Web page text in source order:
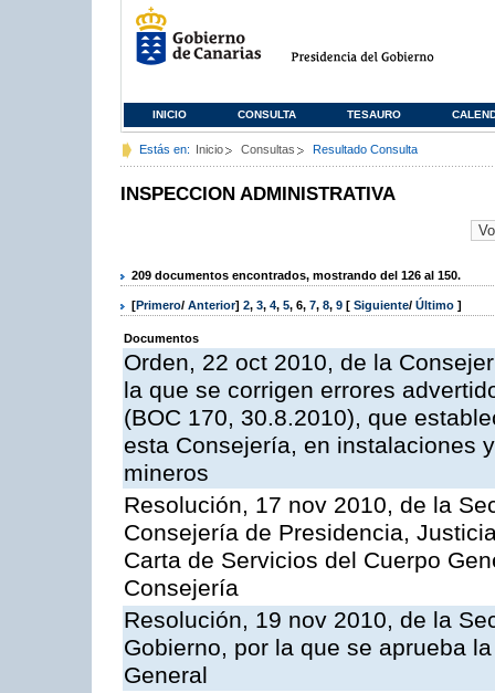
INICIO CONSULTA TESAURO
Estás en: Inicio Consultas Resultado Consulta
INSPECCION ADMINISTRATIVA
209 documentos encontrados, mostrando del 126 al 150.
[Primero/ Anterior] 2, 3, 4, 5, 6, 7, 8, 9 [ Siguiente/ Último ]
Documentos
Orden, 22 oct 2010, de la
la que se corrigen errores
(BOC 170, 30.8.2010), que
esta Consejería, en instalaciones
mineros
Resolución, 17 nov 2010, de la
Consejería de Presidencia,
Carta de Servicios del Cuerpo
Consejería
Resolución, 19 nov 2010, de la
Gobierno, por la que se aprueba
General